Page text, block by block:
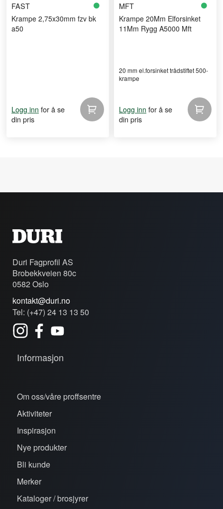
FAST
Krampe 2,75x30mm fzv bk
a50
Logg inn for å se
din pris
MFT
Krampe 20Mm Elforsinket
11Mm Rygg A5000 Mft
20 mm el.forsinket trådstiftet 500-
krampe
Logg inn for å se
din pris
Duri Fagprofil AS
Brobekkveien 80c
0582 Oslo
kontakt@duri.no
Tel: (+47) 24 13 13 50
Informasjon
Om oss/våre proffsentre
Aktiviteter
Inspirasjon
Nye produkter
Bli kunde
Merker
Kataloger / brosjyrer